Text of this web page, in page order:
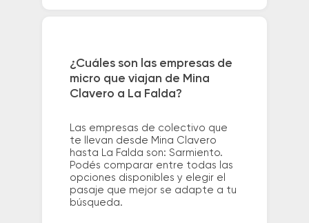
¿Cuáles son las empresas de
micro que viajan de Mina
Clavero a La Falda?
Las empresas de colectivo que
te llevan desde Mina Clavero
hasta La Falda son: Sarmiento.
Podés comparar entre todas las
opciones disponibles y elegir el
pasaje que mejor se adapte a tu
búsqueda.